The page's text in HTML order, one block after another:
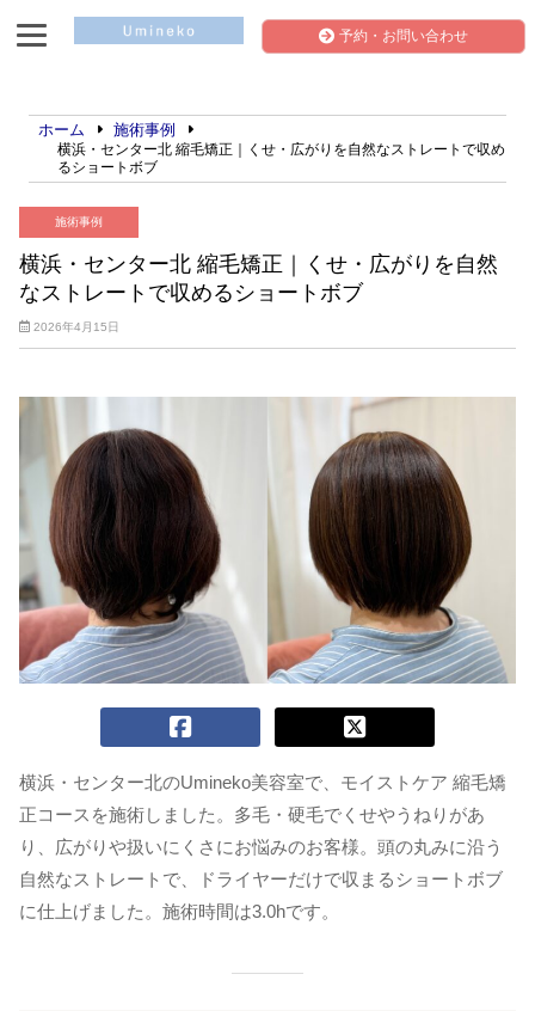
予約・お問い合わせ
ホーム 施術事例
横浜・センター北 縮毛矯正｜くせ・広がりを自然なストレートで収め
るショートボブ
施術事例
横浜・センター北 縮毛矯正｜くせ・広がりを自然
なストレートで収めるショートボブ
2026年4月15日
横浜・センター北のUmineko美容室で、モイストケア 縮毛矯
正コースを施術しました。多毛・硬毛でくせやうねりがあ
り、広がりや扱いにくさにお悩みのお客様。頭の丸みに沿う
自然なストレートで、ドライヤーだけで収まるショートボブ
に仕上げました。施術時間は3.0hです。